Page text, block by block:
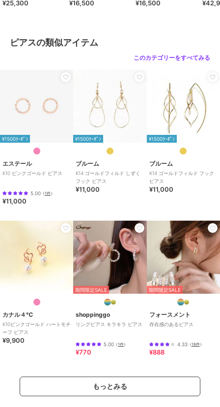
¥25,300 ¥16,500 ¥16,500
ピアスの類似アイテム
このカテゴリーをすべてみる
¥1500ｸｰﾎﾟﾝ
エステール
K10 ピンクゴールド ピアス
5.00 （1件）
¥11,000
¥1500ｸｰﾎﾟﾝ
ブルーム
K14 ゴールドフィルド しずく
フック ピアス
¥11,000
¥1500ｸｰﾎﾟﾝ
ブルーム
K14 ゴールドフィルド フック
ピアス
¥11,000
カナル４℃
K10ピンクゴールド ハートモチ
ーフ ピアス
¥9,900
期間限定SALE
shoppinggo
リングピアス キラキラ ピアス
5.00 （1件）
¥770
期間限定SALE
フォースメント
存在感のあるピアス
4.33（18件）
¥888
もっとみる